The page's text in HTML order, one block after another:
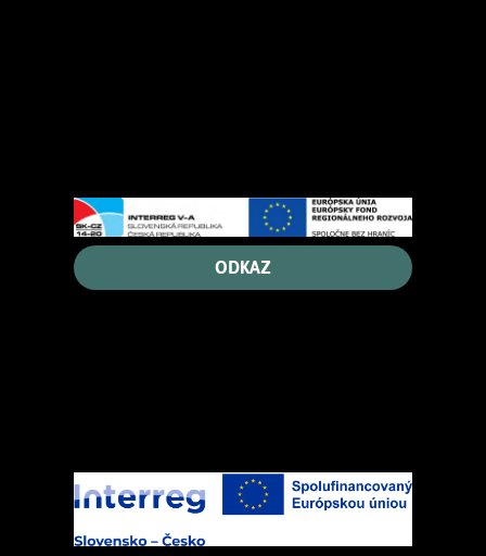
ODKAZ